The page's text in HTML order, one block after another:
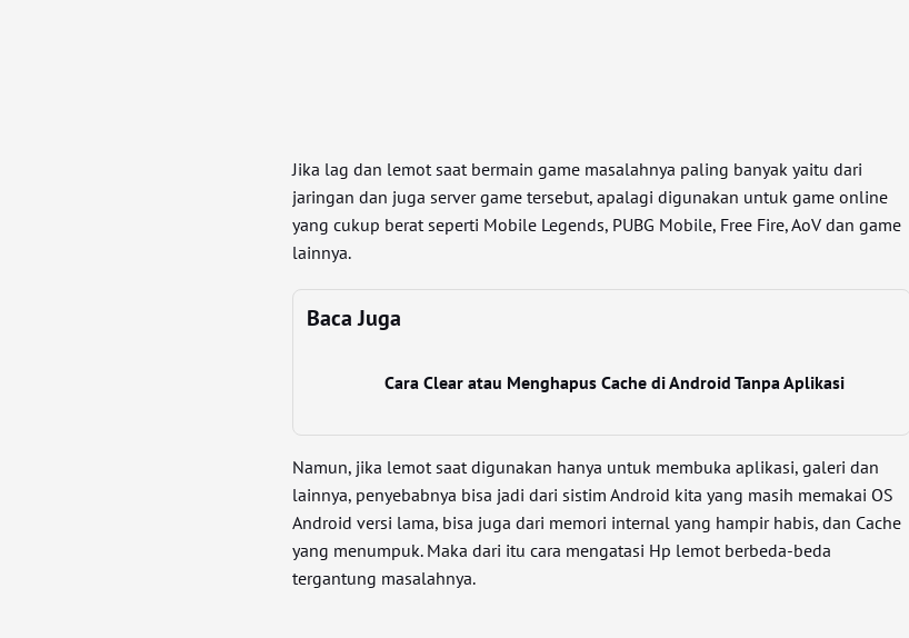
Jika lag dan lemot saat bermain game masalahnya paling banyak yaitu dari
jaringan dan juga server game tersebut, apalagi digunakan untuk game online
yang cukup berat seperti Mobile Legends, PUBG Mobile, Free Fire, AoV dan game
lainnya.
Baca Juga
Cara Clear atau Menghapus Cache di Android Tanpa Aplikasi
Namun, jika lemot saat digunakan hanya untuk membuka aplikasi, galeri dan
lainnya, penyebabnya bisa jadi dari sistim Android kita yang masih memakai OS
Android versi lama, bisa juga dari memori internal yang hampir habis, dan Cache
yang menumpuk. Maka dari itu cara mengatasi Hp lemot berbeda-beda
tergantung masalahnya.